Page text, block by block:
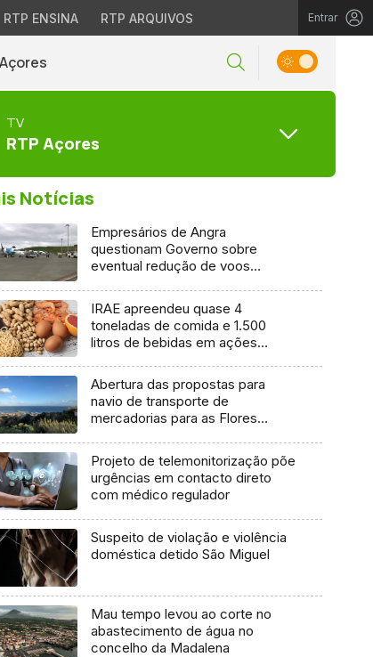
RTP ENSINA RTP ARQUIVOS Entrar
TV
RTP Açores
Notícias
Empresários de Angra
questionam Governo sobre
eventual redução de voos
IRAE apreendeu quase 4
toneladas de comida e 1.500
litros de bebidas em ações
Abertura das propostas para
navio de transporte de
mercadorias para as Flores
Projeto de telemonitorização põe
urgências em contacto direto
com médico regulador
Suspeito de violação e violência
doméstica detido São Miguel
Mau tempo levou ao corte no
abastecimento de água no
concelho da Madalena